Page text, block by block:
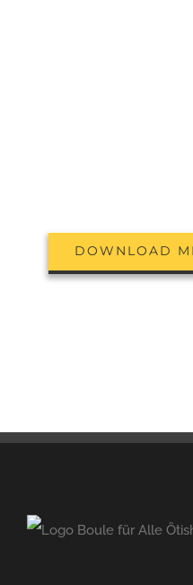
DOWNLOAD